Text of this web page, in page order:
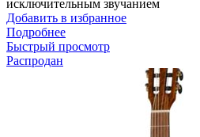
исключительным звучанием
Добавить в избранное
Подробнее
Быстрый просмотр
Распродан